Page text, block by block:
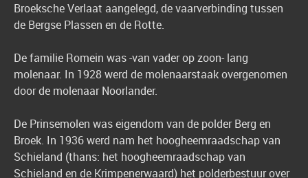
Broeksche Verlaat aangelegd, de vaarverbinding tussen
de Bergse Plassen en de Rotte.
De familie Romein was -van vader op zoon- lang
molenaar. In 1928 werd de molenaarstaak overgenomen
door de molenaar Noorlander.
De Prinsemolen was eigendom van de polder Berg en
Broek. In 1936 werd nam het hoogheemraadschap van
Schieland (thans: het hoogheemraadschap van
Schieland en de Krimpenerwaard) het polderbestuur over